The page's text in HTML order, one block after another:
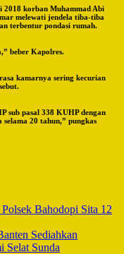
2018 korban Muhammad Abi
melewati jendela tiba-tiba
terbentur pondasi rumah.
beber Kapolres.
kamarnya sering kecurian
sub pasal 338 KUHP dengan
20 tahun,” pungkas
Bahodopi Sita 12
Sediahkan
Selat Sunda